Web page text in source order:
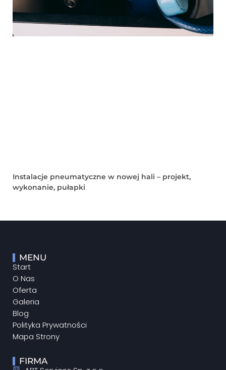
Instalacje pneumatyczne w nowej hali – projekt,
wykonanie, pułapki
MENU
Start
O Nas
Oferta
Galeria
Blog
Polityka Prywatności
Mapa Strony
FIRMA